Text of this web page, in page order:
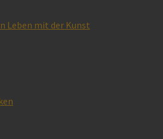
Leben mit der Kunst